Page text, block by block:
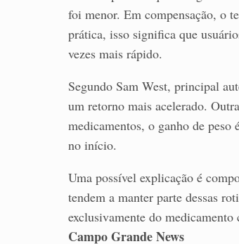
foi menor. Em compensação, o
prática, isso significa que
vezes mais rápido.
Segundo Sam West, principal
um retorno mais acelerado.
medicamentos, o ganho de
no início.
Uma possível explicação é
tendem a manter parte dessas
exclusivamente do medicamento
Campo Grande News